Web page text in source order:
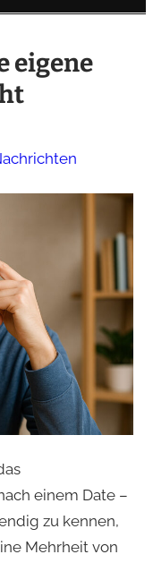
eigene
einem Date –
zu kennen,
Mehrheit von